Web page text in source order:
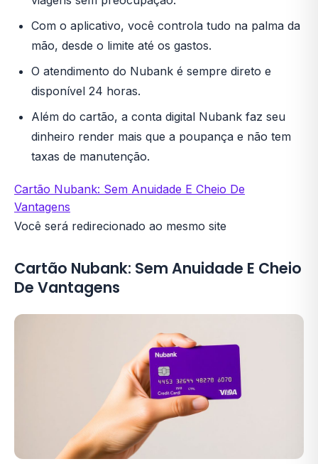
Com o aplicativo, você controla tudo na palma da
mão, desde o limite até os gastos.
O atendimento do Nubank é sempre direto e
disponível 24 horas.
Além do cartão, a conta digital Nubank faz seu
dinheiro render mais que a poupança e não tem
taxas de manutenção.
Cartão Nubank: Sem Anuidade E Cheio De
Vantagens
Você será redirecionado ao mesmo site
Cartão Nubank: Sem Anuidade E Cheio
De Vantagens